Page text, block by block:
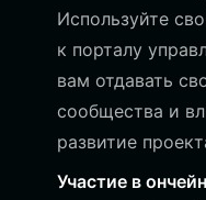
Используйте
к порталу
вам отдавать
сообщества и
развитие
Участие в